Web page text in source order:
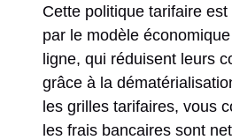
Cette politique tarifaire
par le modèle
ligne, qui réduisent leurs
grâce à la
les grilles tarifaires, vous
les frais bancaires sont